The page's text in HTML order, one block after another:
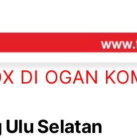
DI OGAN
Selatan